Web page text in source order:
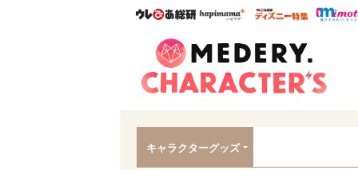
ウレぴあ総研ハピママ*
ウレぴ
キャラクターグッズ